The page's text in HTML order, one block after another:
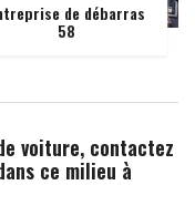
de débarras
58
voiture, contactez
ce milieu à